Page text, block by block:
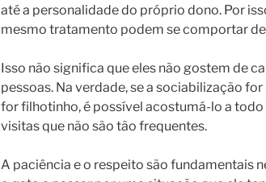
até a personalidade do próprio dono. Por
mesmo tratamento podem se comportar
Isso não significa que eles não gostem de
pessoas. Na verdade, se a sociabilização
for filhotinho, é possível acostumá-lo a
visitas que não são tão frequentes.
A paciência e o respeito são fundamentais